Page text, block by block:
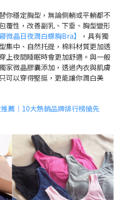
你穩定胸型，無論側躺或平躺都不
覆性，改善副乳、下垂、胸型變形
寢微晶日夜潤白蝶胸Bra】
，具有獨
集中、自然托提，棉料材質更加透
上夜間睡眠時會更加舒適。與一般
家微晶膠囊添加，透過內衣與肌膚
可以穿得堅挺，更能讓你潤白美
薦｜10大熱銷品牌排行榜搶先